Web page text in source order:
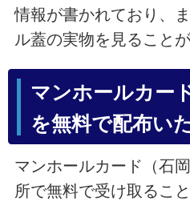
情報が書かれており、
ル蓋の実物を見ることが
マンホールカー
を無料で配布い
マンホールカード（石
所で無料で受け取るこ